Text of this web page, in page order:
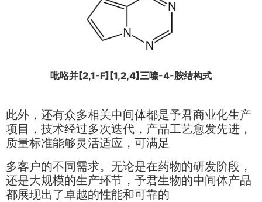
吡咯并[2,1-F][1,2,4]三嗪-4-胺结构式
此外，还有众多相关中间体都是予君商业化生产
项目，技术经过多次迭代，产品工艺愈发先进，
质量标准能够灵活适应，可满足
多客户的不同需求。无论是在药物的研发阶段，
还是大规模的生产环节，予君生物的中间体产品
都展现出了卓越的性能和可靠的